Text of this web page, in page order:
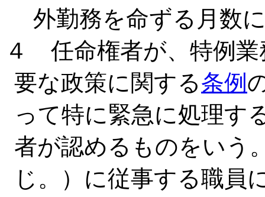
外勤務を命ずる月数
４ 任命権者が、特例業
要な政策に関する条例
って特に緊急に処理す
者が認めるものをいう
じ。）に従事する職員